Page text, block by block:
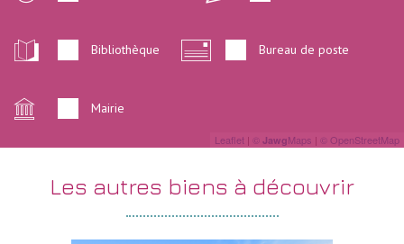
Leaflet | © JawgMaps | © OpenStreetMap
Bibliothèque Bureau de poste
Mairie
les autres biens à découvrir